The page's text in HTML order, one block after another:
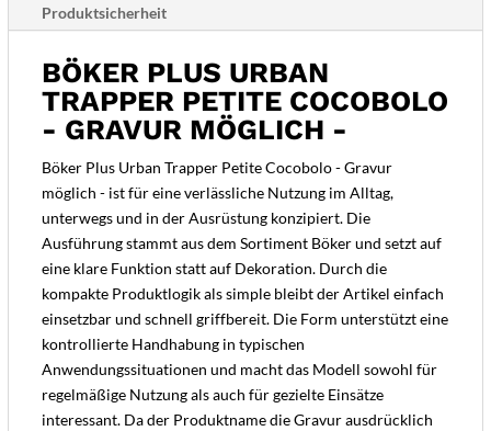
Produktsicherheit
BÖKER PLUS URBAN
TRAPPER PETITE COCOBOLO
- GRAVUR MÖGLICH -
Böker Plus Urban Trapper Petite Cocobolo - Gravur
möglich - ist für eine verlässliche Nutzung im Alltag,
unterwegs und in der Ausrüstung konzipiert. Die
Ausführung stammt aus dem Sortiment Böker und setzt auf
eine klare Funktion statt auf Dekoration. Durch die
kompakte Produktlogik als simple bleibt der Artikel einfach
einsetzbar und schnell griffbereit. Die Form unterstützt eine
kontrollierte Handhabung in typischen
Anwendungssituationen und macht das Modell sowohl für
regelmäßige Nutzung als auch für gezielte Einsätze
interessant. Da der Produktname die Gravur ausdrücklich